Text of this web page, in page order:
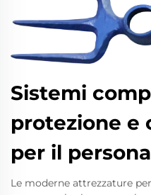
Sistemi
protezione e
per il
Le moderne attrezzature